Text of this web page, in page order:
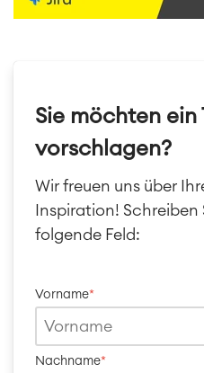
Sie möchten ein
vorschlagen?
Wir freuen uns über
Inspiration! Schreiben
folgende Feld:
Vorname*
Nachname*